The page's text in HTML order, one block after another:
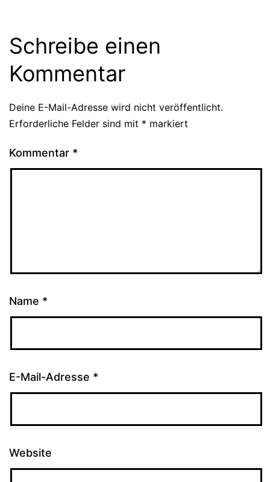
Schreibe einen
Kommentar
Deine E-Mail-Adresse wird nicht veröffentlicht.
Erforderliche Felder sind mit * markiert
Kommentar *
Name *
E-Mail-Adresse *
Website